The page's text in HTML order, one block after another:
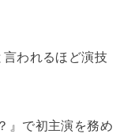
われるほど演技
』で初主演を務め